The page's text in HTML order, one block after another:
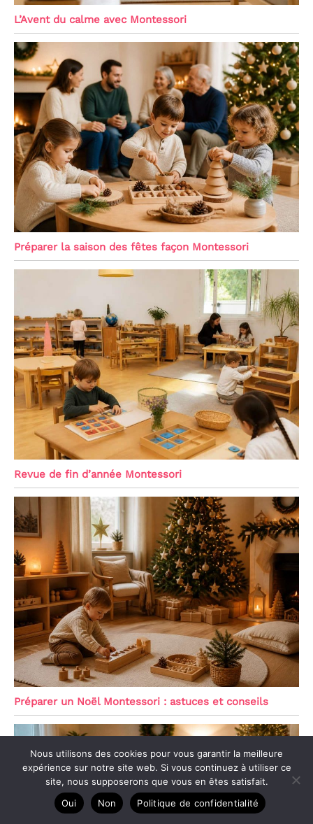
L’Avent du calme avec Montessori
Préparer la saison des fêtes façon Montessori
Revue de fin d’année Montessori
Préparer un Noël Montessori : astuces et conseils
Nous utilisons des cookies pour vous garantir la meilleure
expérience sur notre site web. Si vous continuez à utiliser ce
site, nous supposerons que vous en êtes satisfait.
Oui
Non Politique de confidentialité